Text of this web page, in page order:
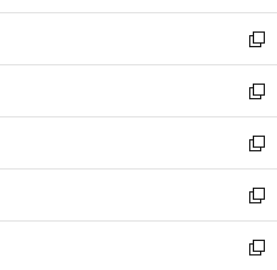
開
く
ウ
で
開
く
ン
ド
ウ
で
開
く
ウ
ィ
ン
ド
ウ
で
開
く
新
し
い
ウ
ィ
ン
ド
ウ
で
新
し
い
ウ
ィ
ン
ド
新
し
い
ウ
ィ
新
し
い
新